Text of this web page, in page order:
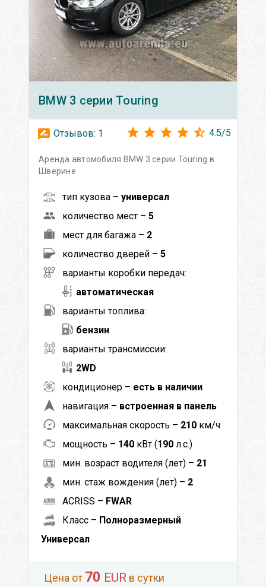
BMW 3 серии Touring
Отзывов: 1 4.5/5
Аренда автомобиля BMW 3 серии Touring в
Шверине
тип кузова – универсал
количество мест – 5
мест для багажа – 2
количество дверей – 5
варианты коробки передач:
автоматическая
варианты топлива:
бензин
варианты трансмиссии:
2WD
кондиционер – есть в наличии
навигация – встроенная в панель
максимальная скорость – 210 км/ч
мощность – 140 кВт (190 л.с.)
мин. возраст водителя (лет) – 21
мин. стаж вождения (лет) – 2
ACRISS – FWAR
Класс – Полноразмерный
Универсал
Цена от 70 EUR в сутки